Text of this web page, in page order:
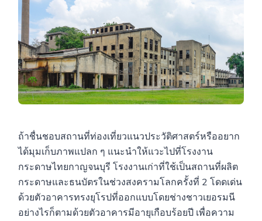
ถ้าชื่นชอบสถานที่ท่องเที่ยวแนวประวัติศาสตร์หรืออยาก
ได้มุมเก็บภาพแปลก ๆ แนะนำให้แวะไปที่โรงงาน
กระดาษไทยกาญจนบุรี โรงงานเก่าที่ใช้เป็นสถานที่ผลิต
กระดาษและธนบัตรในช่วงสงครามโลกครั้งที่ 2 โดดเด่น
ด้วยตัวอาคารทรงยุโรปที่ออกแบบโดยช่างชาวเยอรมนี
อย่างไรก็ตามด้วยตัวอาคารมีอายุเกือบร้อยปี เพื่อความ